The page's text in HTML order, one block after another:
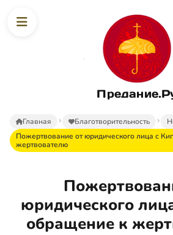
Главная Благотворительность
Пожертвование от юридического лица с
жертвователю
юридического
обращение к